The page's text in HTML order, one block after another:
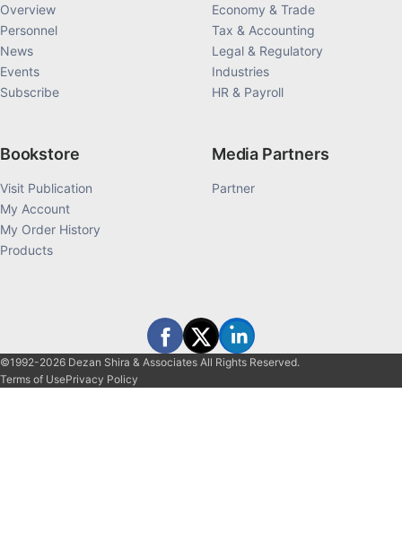
Overview
Personnel
News
Events
Subscribe
Economy & Trade
Tax & Accounting
Legal & Regulatory
Industries
HR & Payroll
Bookstore
Visit Publication
My Account
My Order History
Products
Media Partners
Partner
©1992-2026 Dezan Shira & Associates All Rights Reserved.
Terms of UsePrivacy Policy